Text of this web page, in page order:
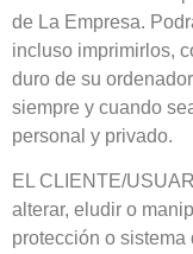
de La Empresa.
incluso imprimirlos,
duro de su
siempre y cuando
personal y privado.
EL CLIENTE/
alterar, eludir o
protección o